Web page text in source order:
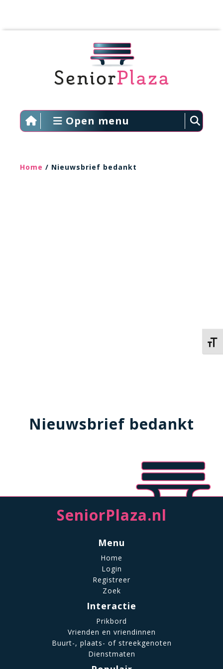
Open menu
Home / Nieuwsbrief bedankt
Nieuwsbrief bedankt
SeniorPlaza.nl
Menu
Home
Login
Registreer
Zoek
Interactie
Prikbord
Vrienden en vriendinnen
Buurt-, plaats- of streekgenoten
Dienstmaten